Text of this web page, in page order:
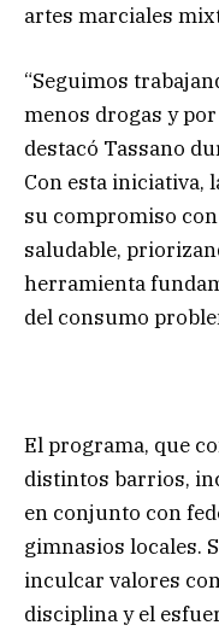
artes marciales
“Seguimos
menos drogas y
destacó Tassano
Con esta iniciativa,
su compromiso
saludable,
herramienta
del consumo
El programa, que
distintos barrios,
en conjunto con
gimnasios locales.
inculcar valores
disciplina y el